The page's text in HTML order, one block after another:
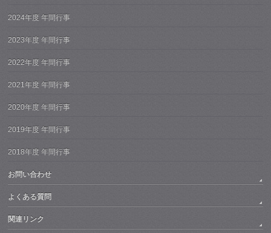
2024年度 年間行事
2023年度 年間行事
2022年度 年間行事
2021年度 年間行事
2020年度 年間行事
2019年度 年間行事
2018年度 年間行事
お問い合わせ
よくある質問
関連リンク